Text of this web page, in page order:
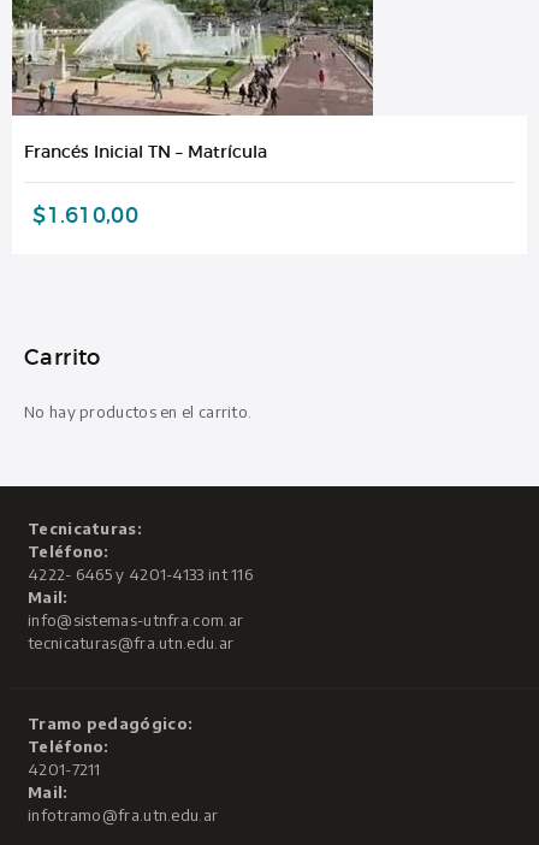
Francés Inicial TN – Matrícula
$1.610,00
Carrito
No hay productos en el carrito.
Tecnicaturas:
Teléfono:
4222- 6465 y 4201-4133 int 116
Mail:
info@sistemas-utnfra.com.ar
tecnicaturas@fra.utn.edu.ar
Tramo pedagógico:
Teléfono:
4201-7211
Mail:
infotramo@fra.utn.edu.ar